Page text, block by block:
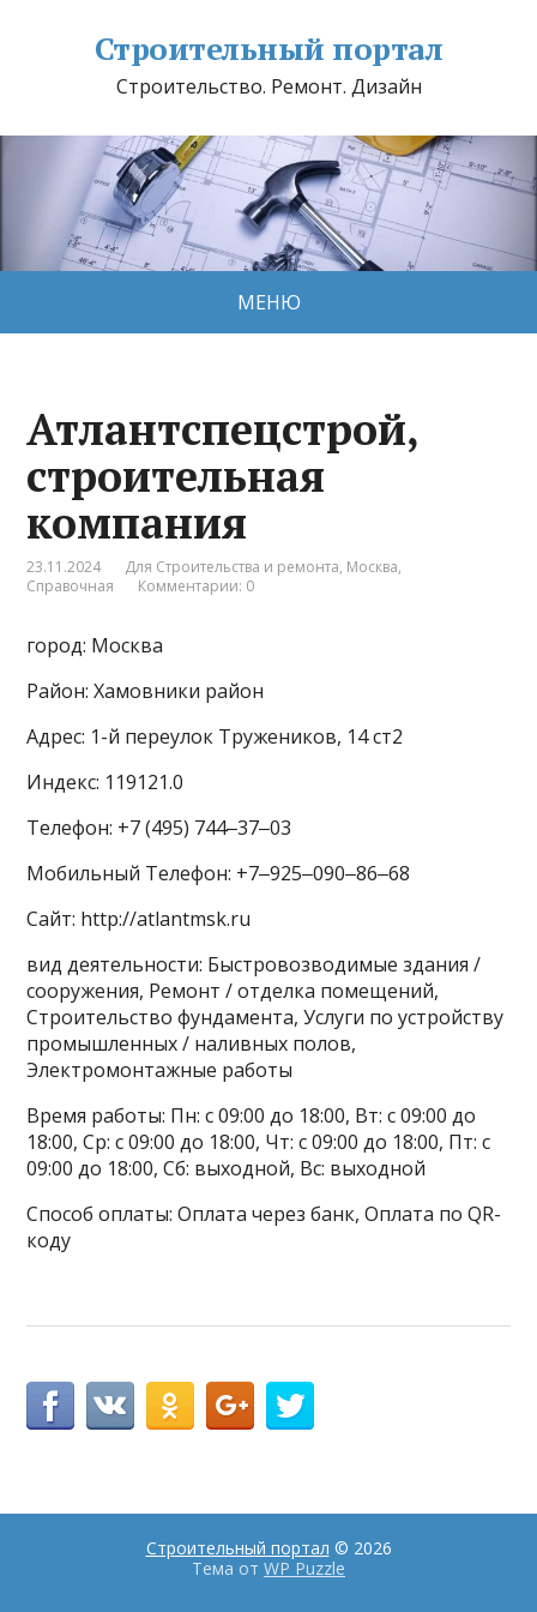
Строительный портал
Строительство. Ремонт. Дизайн
МЕНЮ
Атлантспецстрой,
строительная
компания
23.11.2024 Для Строительства и ремонта, Москва,
Справочная
Комментарии: 0
город: Москва
Район: Хамовники район
Адрес: 1-й переулок Тружеников, 14 ст2
Индекс: 119121.0
Телефон: +7 (495) 744‒37‒03
Мобильный Телефон: +7‒925‒090‒86‒68
Сайт: http://atlantmsk.ru
вид деятельности: Быстровозводимые здания /
сооружения, Ремонт / отделка помещений,
Строительство фундамента, Услуги по устройству
промышленных / наливных полов,
Электромонтажные работы
Время работы: Пн: с 09:00 до 18:00, Вт: с 09:00 до
18:00, Ср: с 09:00 до 18:00, Чт: с 09:00 до 18:00, Пт: с
09:00 до 18:00, Сб: выходной, Вс: выходной
Способ оплаты: Оплата через банк, Оплата по QR-
коду
Строительный портал © 2026
Тема от WP Puzzle